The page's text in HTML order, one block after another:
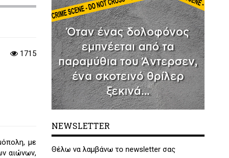
1715
με
αιώνων,
NEWSLETTER
Θέλω να λαμβάνω το newsletter σας